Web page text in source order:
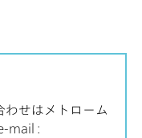
す。
わせはメトローム
: